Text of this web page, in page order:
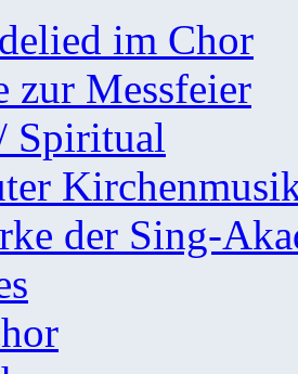
im Chor
zur Messfeier
Spiritual
der Sing-